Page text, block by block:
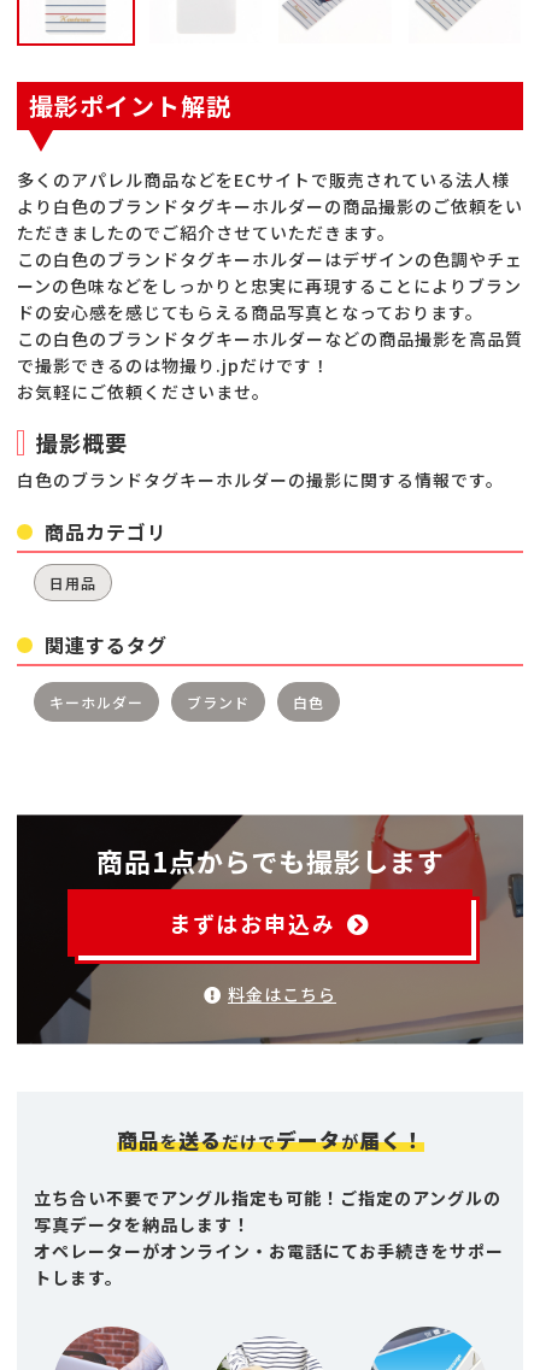
撮影ポイント解説
多くのアパレル商品などをECサイトで販売されている法人様
より白色のブランドタグキーホルダーの商品撮影のご依頼をい
ただきましたのでご紹介させていただきます。
この白色のブランドタグキーホルダーはデザインの色調やチェ
ーンの色味などをしっかりと忠実に再現することによりブラン
ドの安心感を感じてもらえる商品写真となっております。
この白色のブランドタグキーホルダーなどの商品撮影を高品質
で撮影できるのは物撮り.jpだけです！
お気軽にご依頼くださいませ。
撮影概要
白色のブランドタグキーホルダーの撮影に関する情報です。
商品カテゴリ
日用品
関連するタグ
キーホルダー ブランド 白色
商品1点からでも撮影します
まずはお申込み
料金はこちら
商品を送るだけでデータが届く！
立ち合い不要でアングル指定も可能！ご指定のアングルの
写真データを納品します！
オペレーターがオンライン・お電話にてお手続きをサポー
トします。